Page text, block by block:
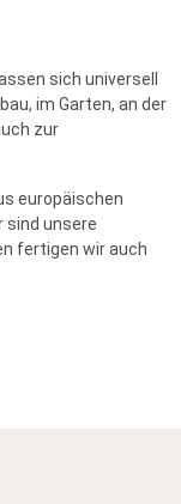
sich universell
im Garten, an der
zur
europäischen
sind unsere
fertigen wir auch